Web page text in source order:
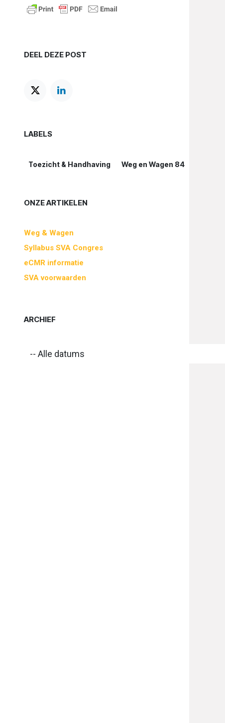
DEEL DEZE POST
LABELS
Toezicht & Handhaving Weg en Wagen 84
ONZE ARTIKELEN
Weg & Wagen
Syllabus SVA Congres
eCMR informatie
SVA voorwaarden
ARCHIEF